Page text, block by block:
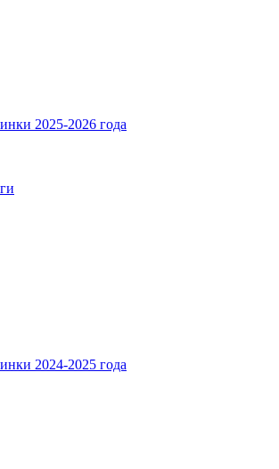
2025-2026 года
2024-2025 года